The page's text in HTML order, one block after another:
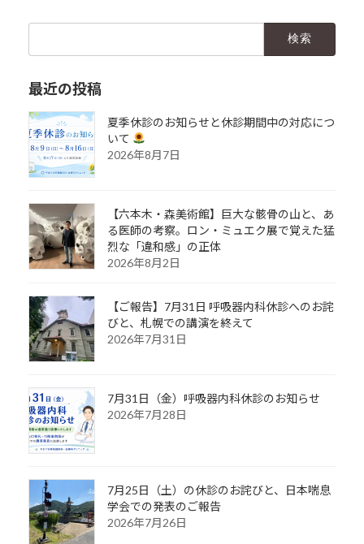
最近の投稿
夏季休診のお知らせと休診期間中の対応につ
いて
2026年8月7日
【六本木・森美術館】巨大な骸骨の山と、あ
る医師の考察。ロン・ミュエク展で覚えた猛
烈な「違和感」の正体
2026年8月2日
【ご報告】7月31日 呼吸器内科休診へのお詫
びと、札幌での講演を終えて
2026年7月31日
7月31日（金）呼吸器内科休診のお知らせ
2026年7月28日
7月25日（土）の休診のお詫びと、日本喘息
学会での発表のご報告
2026年7月26日